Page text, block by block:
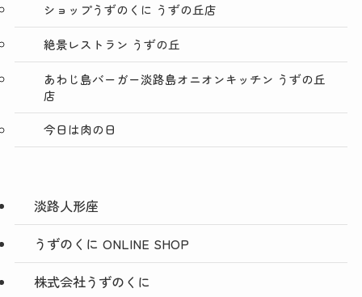
ショップうずのくに うずの丘店
絶景レストラン うずの丘
あわじ島バーガー淡路島オニオンキッチン うずの丘
店
今日は肉の日
淡路人形座
うずのくに ONLINE SHOP
株式会社うずのくに